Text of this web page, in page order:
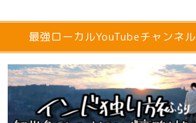
最強ローカルYouTubeチャンネル